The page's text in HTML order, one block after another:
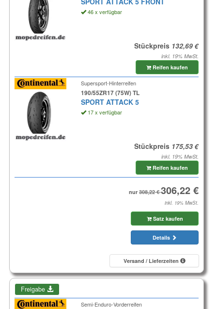
46 x verfügbar
Stückpreis
inkl. 19% MwSt.
Reifen kaufen
Supersport-Hinterreifen
190/55ZR17 (75W) TL
SPORT ATTACK 5
17 x verfügbar
Stückpreis
inkl. 19% MwSt.
Reifen kaufen
nur
inkl. 19% MwSt.
Satz kaufen
Details
Versand / Lieferzeiten
Freigabe
Semi-Enduro-Vorderreifen